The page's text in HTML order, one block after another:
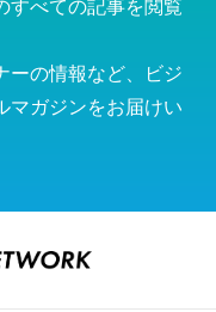
すべての記事を閲覧
ーの情報など、ビジ
マガジンをお届けい